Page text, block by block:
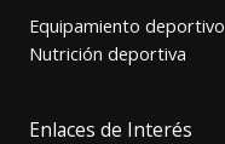
Equipamiento deportivo
Nutrición deportiva
Enlaces de Interés